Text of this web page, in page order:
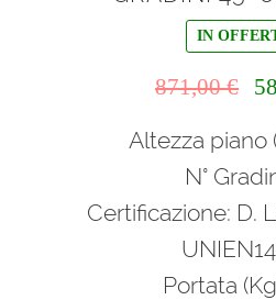
IN
871,00€
Altezza piano
N°
Certificazione: D.
Portata